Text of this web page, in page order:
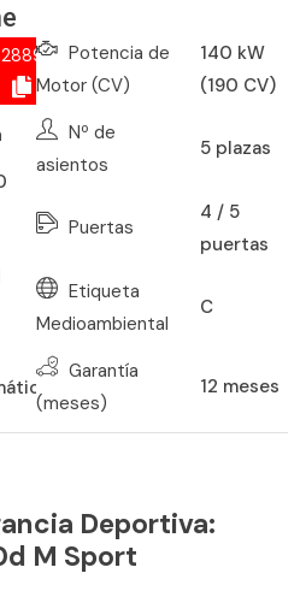
Potencia de
Motor (CV)
140 kW
(190 CV)
Nº de
asientos
5 plazas
Puertas
4 / 5
puertas
Etiqueta
Medioambiental
C
Garantía
(meses)
12 meses
Deportiva:
M Sport